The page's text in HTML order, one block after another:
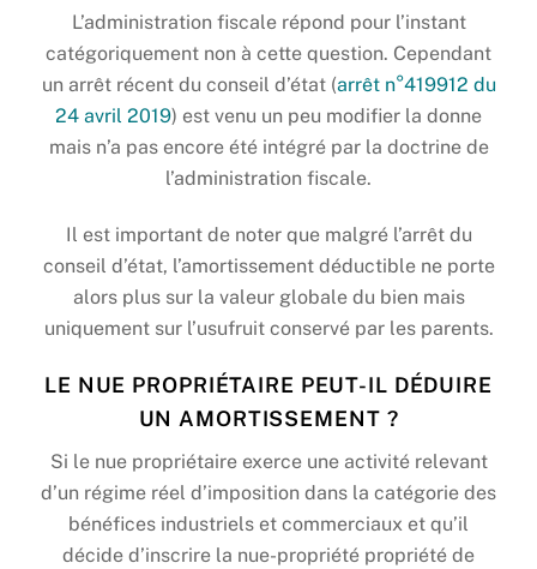
L’administration fiscale répond pour l’instant
catégoriquement non à cette question. Cependant
un arrêt récent du conseil d’état (arrêt n°419912 du
24 avril 2019) est venu un peu modifier la donne
mais n’a pas encore été intégré par la doctrine de
l’administration fiscale.
Il est important de noter que malgré l’arrêt du
conseil d’état, l’amortissement déductible ne porte
alors plus sur la valeur globale du bien mais
uniquement sur l’usufruit conservé par les parents.
LE NUE PROPRIÉTAIRE PEUT-IL DÉDUIRE
UN AMORTISSEMENT ?
Si le nue propriétaire exerce une activité relevant
d’un régime réel d’imposition dans la catégorie des
bénéfices industriels et commerciaux et qu’il
décide d’inscrire la nue-propriété propriété de